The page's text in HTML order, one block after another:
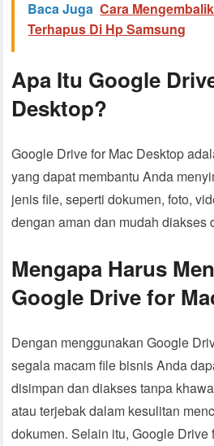
Baca Juga Cara
Terhapus Di Hp Samsung
Apa Itu Google
Desktop?
Google Drive for Mac Desktop
yang dapat membantu Anda
jenis file, seperti dokumen, foto,
dengan aman dan mudah diakses
Mengapa Harus
Google Drive for
Dengan menggunakan Google
segala macam file bisnis Anda
disimpan dan diakses tanpa
atau terjebak dalam kesulitan
dokumen. Selain itu, Google Drive